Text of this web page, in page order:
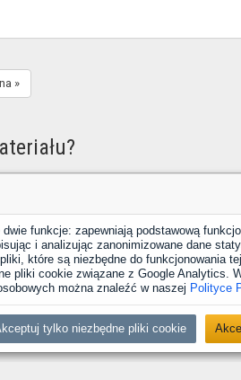
»
ponownie.
funkcje: zapewniają podstawową
i analizując zanonimizowane dane
które są niezbędne do funkcjonowania
pliki cookie związane z Google Analytics.
można znaleźć w naszej Polityce
tylko niezbędne pliki cookie